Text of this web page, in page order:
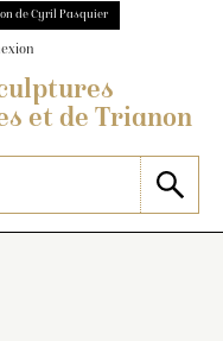
de Cyril Pasquier
et de Trianon